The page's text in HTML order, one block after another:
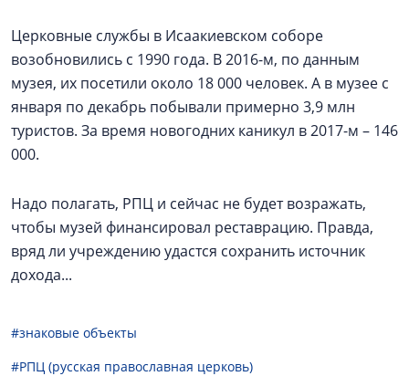
Церковные службы в Исаакиевском соборе
возобновились с 1990 года. В 2016-м, по данным
музея, их посетили около 18 000 человек. А в музее с
января по декабрь побывали примерно 3,9 млн
туристов. За время новогодних каникул в 2017-м – 146
000.
Надо полагать, РПЦ и сейчас не будет возражать,
чтобы музей финансировал реставрацию. Правда,
вряд ли учреждению удастся сохранить источник
дохода...
#знаковые объекты
#РПЦ (русская православная церковь)